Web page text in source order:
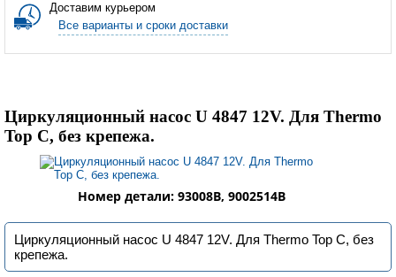
Доставим курьером
Все варианты и сроки доставки
Циркуляционный насос U 4847 12V. Для Thermo
Top C, без крепежа.
Номер детали: 93008B, 9002514B
Циркуляционный насос U 4847 12V. Для Thermo Top C, без
крепежа.